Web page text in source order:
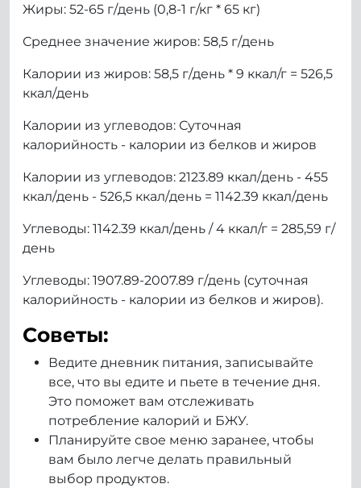
Жиры: 52-65 г/день (0,8-1 г/кг * 65 кг)
Среднее значение жиров: 58,5 г/день
Калории из жиров: 58,5 г/день * 9 ккал/г = 526,5
ккал/день
Калории из углеводов: Суточная
калорийность - калории из белков и жиров
Калории из углеводов: 2123.89 ккал/день - 455
ккал/день - 526,5 ккал/день = 1142.39 ккал/день
Углеводы: 1142.39 ккал/день / 4 ккал/г = 285,59 г/
день
Углеводы: 1907.89-2007.89 г/день (суточная
калорийность - калории из белков и жиров).
Советы:
Ведите дневник питания, записывайте
все, что вы едите и пьете в течение дня.
Это поможет вам отслеживать
потребление калорий и БЖУ.
Планируйте свое меню заранее, чтобы
вам было легче делать правильный
выбор продуктов.